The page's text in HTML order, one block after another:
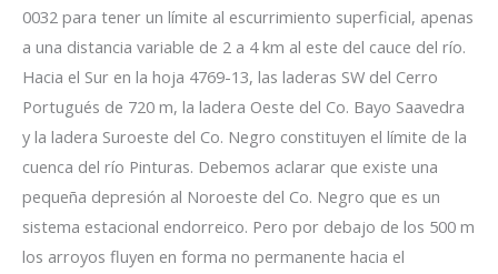
0032 para tener un límite al escurrimiento superficial, apenas
a una distancia variable de 2 a 4 km al este del cauce del río.
Hacia el Sur en la hoja 4769-13, las laderas SW del Cerro
Portugués de 720 m, la ladera Oeste del Co. Bayo Saavedra
y la ladera Suroeste del Co. Negro constituyen el límite de la
cuenca del río Pinturas. Debemos aclarar que existe una
pequeña depresión al Noroeste del Co. Negro que es un
sistema estacional endorreico. Pero por debajo de los 500 m
los arroyos fluyen en forma no permanente hacia el